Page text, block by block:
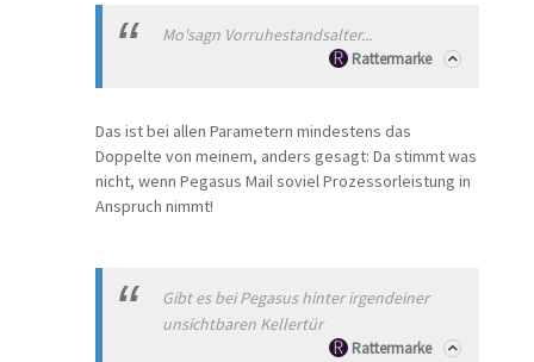
Mo'sagn Vorruhestandsalter...
Rattermarke
Das ist bei allen Parametern mindestens das
Doppelte von meinem, anders gesagt: Da stimmt was
nicht, wenn Pegasus Mail soviel Prozessorleistung in
Anspruch nimmt!
Gibt es bei Pegasus hinter irgendeiner
unsichtbaren Kellertür
Rattermarke